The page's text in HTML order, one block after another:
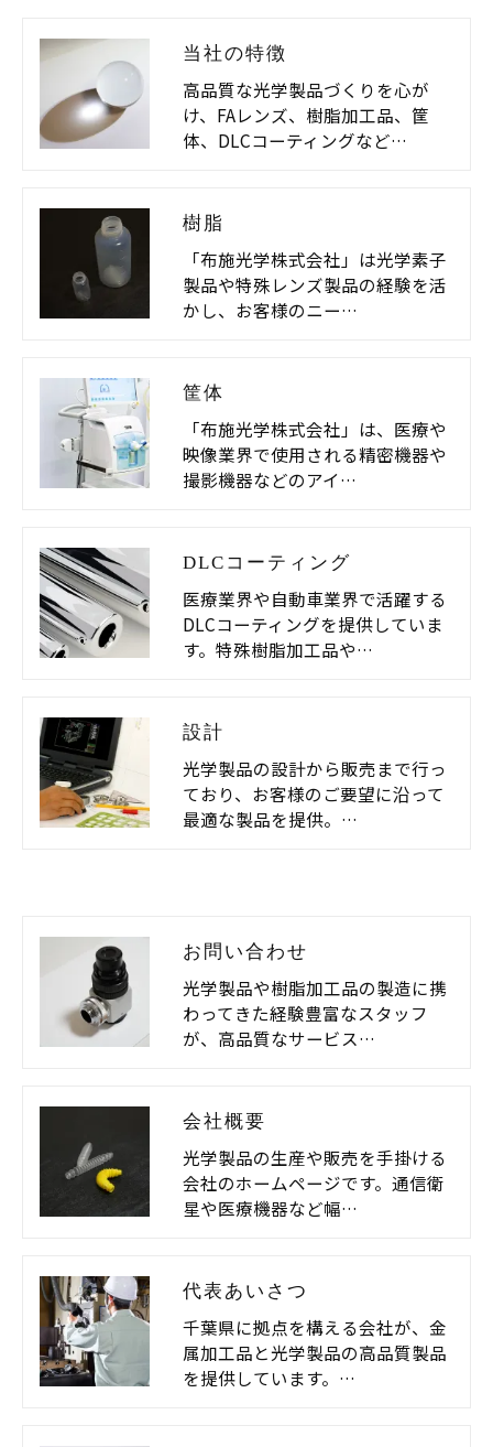
当社の特徴
高品質な光学製品づくりを心が
け、FAレンズ、樹脂加工品、筐
体、DLCコーティングなど…
樹脂
「布施光学株式会社」は光学素子
製品や特殊レンズ製品の経験を活
かし、お客様のニー…
筐体
「布施光学株式会社」は、医療や
映像業界で使用される精密機器や
撮影機器などのアイ…
DLCコーティング
医療業界や自動車業界で活躍する
DLCコーティングを提供していま
す。特殊樹脂加工品や…
設計
光学製品の設計から販売まで行っ
ており、お客様のご要望に沿って
最適な製品を提供。…
お問い合わせ
光学製品や樹脂加工品の製造に携
わってきた経験豊富なスタッフ
が、高品質なサービス…
会社概要
光学製品の生産や販売を手掛ける
会社のホームページです。通信衛
星や医療機器など幅…
代表あいさつ
千葉県に拠点を構える会社が、金
属加工品と光学製品の高品質製品
を提供しています。…